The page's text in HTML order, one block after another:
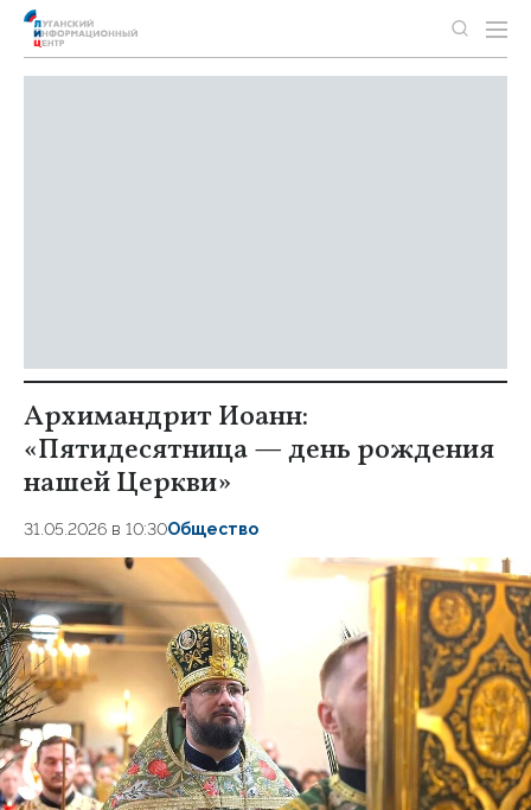
Архимандрит Иоанн:
«Пятидесятница — день рождения
нашей Церкви»
31.05.2026 в 10:30Общество